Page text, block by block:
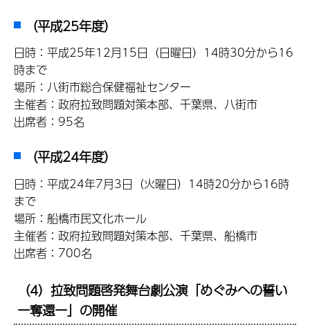
（平成25年度）
日時：平成25年12月15日（日曜日）14時30分から16
時まで
場所：八街市総合保健福祉センター
主催者：政府拉致問題対策本部、千葉県、八街市
出席者：95名
（平成24年度）
日時：平成24年7月3日（火曜日）14時20分から16時
まで
場所：船橋市民文化ホール
主催者：政府拉致問題対策本部、千葉県、船橋市
出席者：700名
（4）拉致問題啓発舞台劇公演「めぐみへの誓い
ー奪還ー」の開催